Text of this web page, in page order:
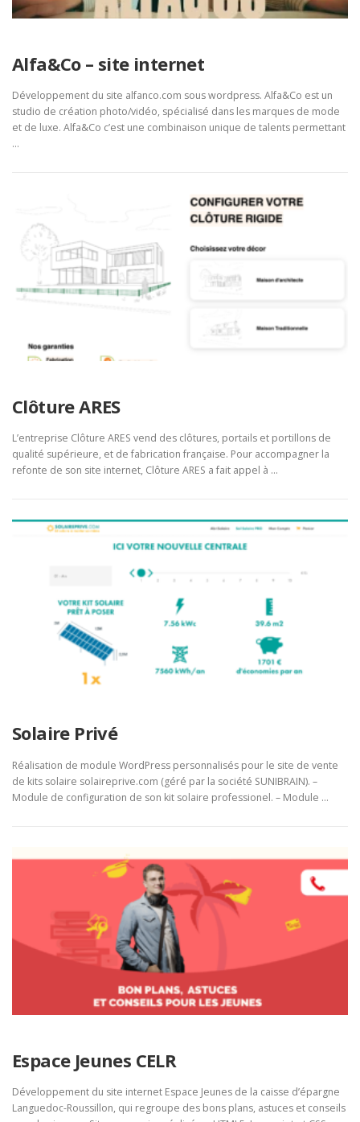
Alfa&Co – site internet
Développement du site alfanco.com sous wordpress. Alfa&Co est un
studio de création photo/vidéo, spécialisé dans les marques de mode
et de luxe. Alfa&Co c’est une combinaison unique de talents permettant
…
Clôture ARES
L’entreprise Clôture ARES vend des clôtures, portails et portillons de
qualité supérieure, et de fabrication française. Pour accompagner la
refonte de son site internet, Clôture ARES a fait appel à …
Solaire Privé
Réalisation de module WordPress personnalisés pour le site de vente
de kits solaire solaireprive.com (géré par la société SUNIBRAIN). –
Module de configuration de son kit solaire professionel. – Module …
Espace Jeunes CELR
Développement du site internet Espace Jeunes de la caisse d’épargne
Languedoc-Roussillon, qui regroupe des bons plans, astuces et conseils